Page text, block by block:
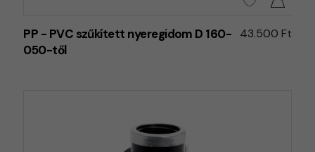
PP - PVC szűkített nyeregidom D 160-
050-től
43.500 Ft